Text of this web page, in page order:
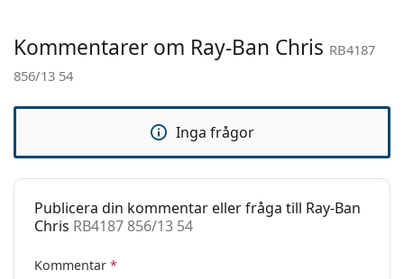
Kategori:
Solglasögon
Varumärke:
Användning:
Enligt mode
RB4187 856/13 54
Kommentarer om Ray-Ban Chris RB4187
856/13 54
Inga frågor
Publicera din kommentar eller fråga till Ray-Ban
Chris RB4187 856/13 54
Kommentar *